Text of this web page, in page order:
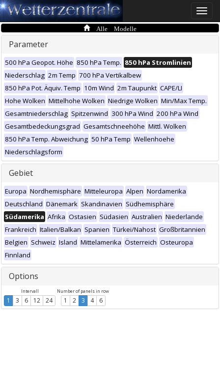
Toggle
Alle Modelle
Parameter
500 hPa Geopot. Höhe 850 hPa Temp. 850 hPa Stromlinien
Niederschlag 2m Temp 700 hPa Vertikalbew
850 hPa Pot. Äquiv. Temp 10m Wind 2m Taupunkt CAPE/LI
Hohe Wolken Mittelhohe Wolken Niedrige Wolken Min/Max Temp.
Gesamtniederschlag Spitzenwind 300 hPa Wind 200 hPa Wind
Gesamtbedeckungsgrad Gesamtschneehöhe Mittl. Wolken
850 hPa Temp. Abweichung 50 hPa Temp Wellenhoehe
Niederschlagsform
Gebiet
Europa Nordhemisphäre Mitteleuropa Alpen Nordamerika
Deutschland Dänemark Skandinavien Südhemisphäre
Südamerika Afrika Ostasien Südasien Australien Niederlande
Frankreich Italien/Balkan Spanien Türkei/Nahost Großbritannien
Belgien Schweiz Island Mittelamerika Österreich Osteuropa
Finnland
Options
Intervall
1 3 6 12 24
Number of panels in row
1 2 3 4 6